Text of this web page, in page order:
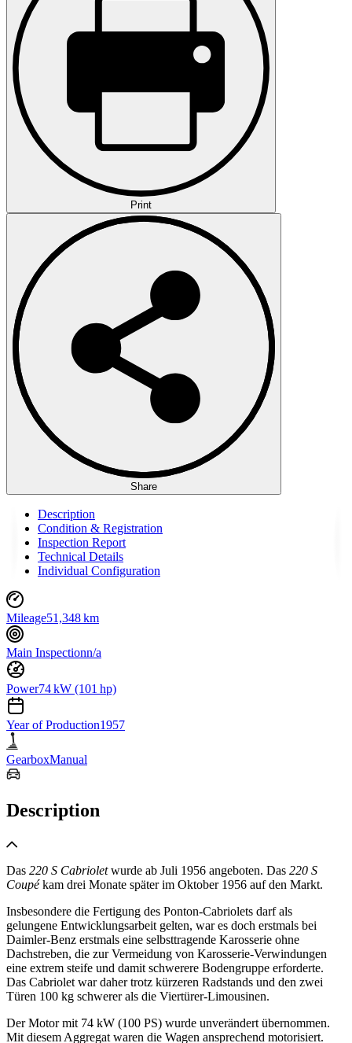
Print
Share
Description
Condition & Registration
Inspection Report
Technical Details
Individual Configuration
Mileage51,348 km
Main Inspectionn/a
Power74 kW (101 hp)
Year of Production1957
GearboxManual
Description
Das 220 S Cabrioletwurde ab Juli 1956 angeboten. Das 220 S
Coupékam drei Monate später im Oktober 1956 auf den Markt.
Insbesondere die Fertigung des Ponton-Cabriolets darf als
gelungene Entwicklungsarbeit gelten, war es doch erstmals bei
Daimler-Benz erstmals eine selbsttragende Karosserie ohne
Dachstreben, die zur Vermeidung von Karosserie-Verwindungen
eine extrem steife und damit schwerere Bodengruppe erforderte.
Das Cabriolet war daher trotz kürzeren Radstands und den zwei
Türen 100 kg schwerer als die Viertürer-Limousinen.
Der Motor mit 74 kW (100 PS) wurde unverändert übernommen.
Mit diesem Aggregat waren die Wagen ansprechend motorisiert.